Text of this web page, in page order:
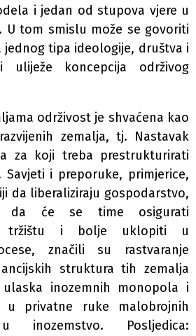
i jedan od stupova vjere u
U tom smislu može se govoriti
tipa ideologije, društva i
koncepcija održivog
održivost je shvaćena kao
zemalja, tj. Nastavak
za koji treba prestrukturirati
Savjeti i preporuke, primjerice,
da liberaliziraju gospodarstvo,
da će se time osigurati
tržištu i bolje uklopiti u
značili su rastvaranje
struktura tih zemalja
inozemnih monopola i
u privatne ruke malobrojnih
Posljedica: